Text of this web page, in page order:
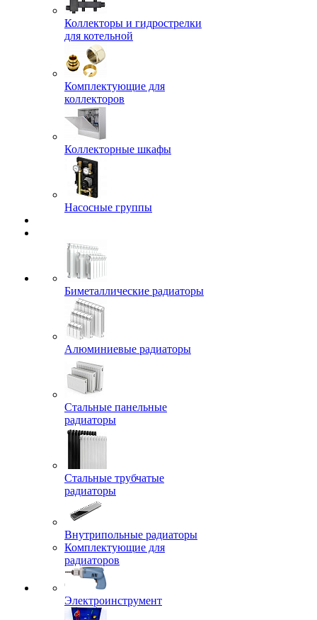
Коллекторы и гидрострелки
для котельной
Комплектующие для
коллекторов
Коллекторные шкафы
Насосные группы
Биметаллические радиаторы
Алюминиевые радиаторы
Стальные панельные
радиаторы
Стальные трубчатые
радиаторы
Внутрипольные радиаторы
Комплектующие для
радиаторов
Электроинструмент